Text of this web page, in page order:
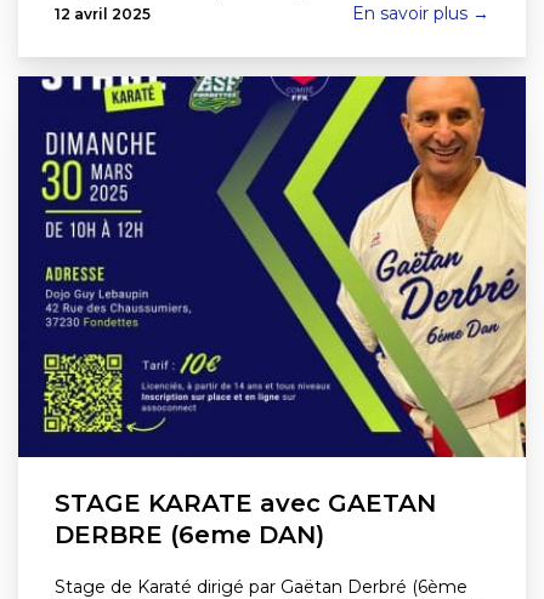
12 avril 2025 En savoir plus →
STAGE KARATE avec GAETAN
DERBRE (6eme DAN)
Stage de Karaté dirigé par Gaëtan Derbré (6ème